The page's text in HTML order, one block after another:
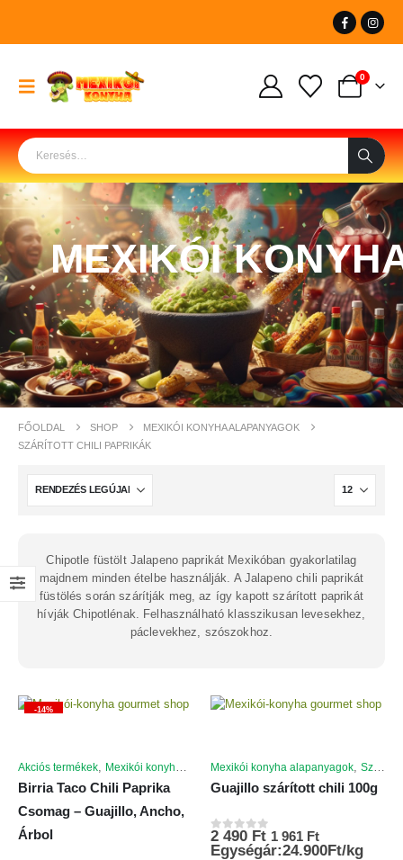
0
MEXIKÓI
FŐOLDAL SHOP
MEXIKÓI KONYHA ALAPANYAGOK
SZÁRÍTOTT CHILI PAPRIKÁK
Chipotle füstölt Jalapeno paprikát Mexikóban gyakorlatilag
majdnem minden ételbe használják. A Jalapeno chili paprikát
füstölés során szárítják meg, az így kapott szárított paprikát
hívják Chipotlénak. Felhasználható klasszikusan levesekhez,
páclevekhez, szószokhoz.
-14%
Akciós termékek Mexikói konyha alapanyagok ,Szárított chili paprikák
Birria Taco Chili Paprika
Csomag – Guajillo, Ancho,
Árbol
Mexikói konyha alapanyagok Szárított chili paprikák
Guajillo szárított chili 100g
0az 5-ből
2 490 Ft 1 961 Ft
Egységár:24.900Ft/kg